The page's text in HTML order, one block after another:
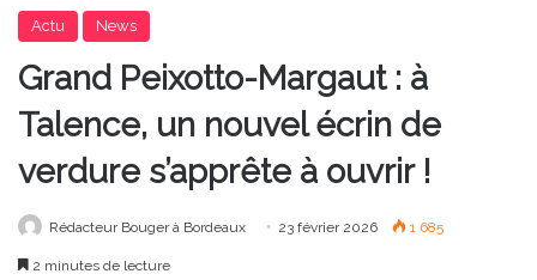
Actu News
Grand Peixotto-Margaut : à
Talence, un nouvel écrin de
verdure s’apprête à ouvrir !
Rédacteur Bouger à Bordeaux 23 février 2026 1 685
2 minutes de lecture